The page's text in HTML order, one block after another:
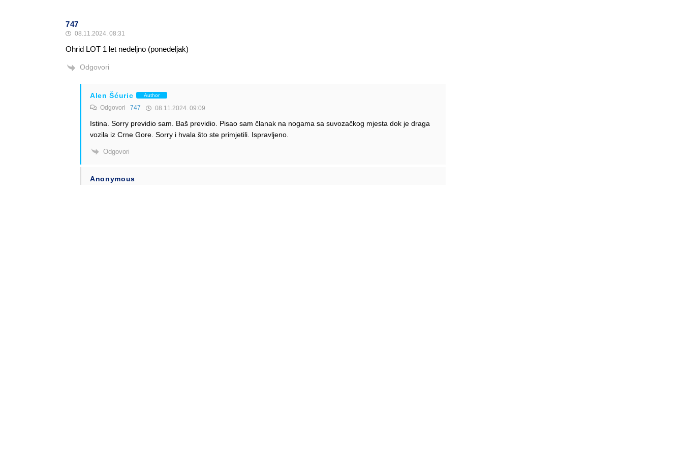
747
08.11.2024. 08:31
Ohrid LOT 1 let nedeljno (ponedeljak)
Odgovori
Alen Šćuric Author
Odgovori 747 08.11.2024. 09:09
Istina. Sorry previdio sam. Baš previdio. Pisao sam članak na nogama sa suvozačkog mjesta dok je draga
vozila iz Crne Gore. Sorry i hvala što ste primjetili. Ispravljeno.
Odgovori
Anonymous